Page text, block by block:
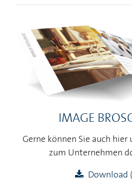
IMAGE
Gerne können Sie auch hier
zum Unternehmen
Download